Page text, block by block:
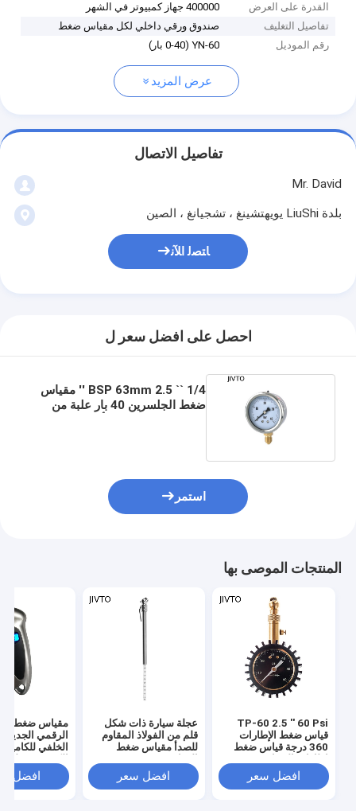
القدرة على العرض
400000 جهاز كمبيوتر في الشهر
تفاصيل التغليف
صندوق ورقي داخلي لكل مقياس ضغط
رقم الموديل
YN-60 (0-40 بار)
عرض المزيد
تفاصيل الاتصال
Mr. David
بلدة LiuShi يويهتشينغ ، تشجيانغ ، الصين
ﺎﺘﺼﻟ ﺍﻶﻧ
احصل على افضل سعر ل
1/4 `` BSP 63mm 2.5 '' مقياس
ضغط الجلسرين 40 بار علبة من
استمر
المنتجات الموصى بها
TP-60 2.5 '' 60 Psi
قياس ضغط الإطارات
360 درجة قياس ضغط
افضل سعر
عجلة سيارة ذات شكل
قلم من الفولاذ المقاوم
للصدأ مقياس ضغط
افضل سعر
مقياس ضغط
الرقمي الجديد
الخلفي للكاميرا
اختبار يدوية
افضل